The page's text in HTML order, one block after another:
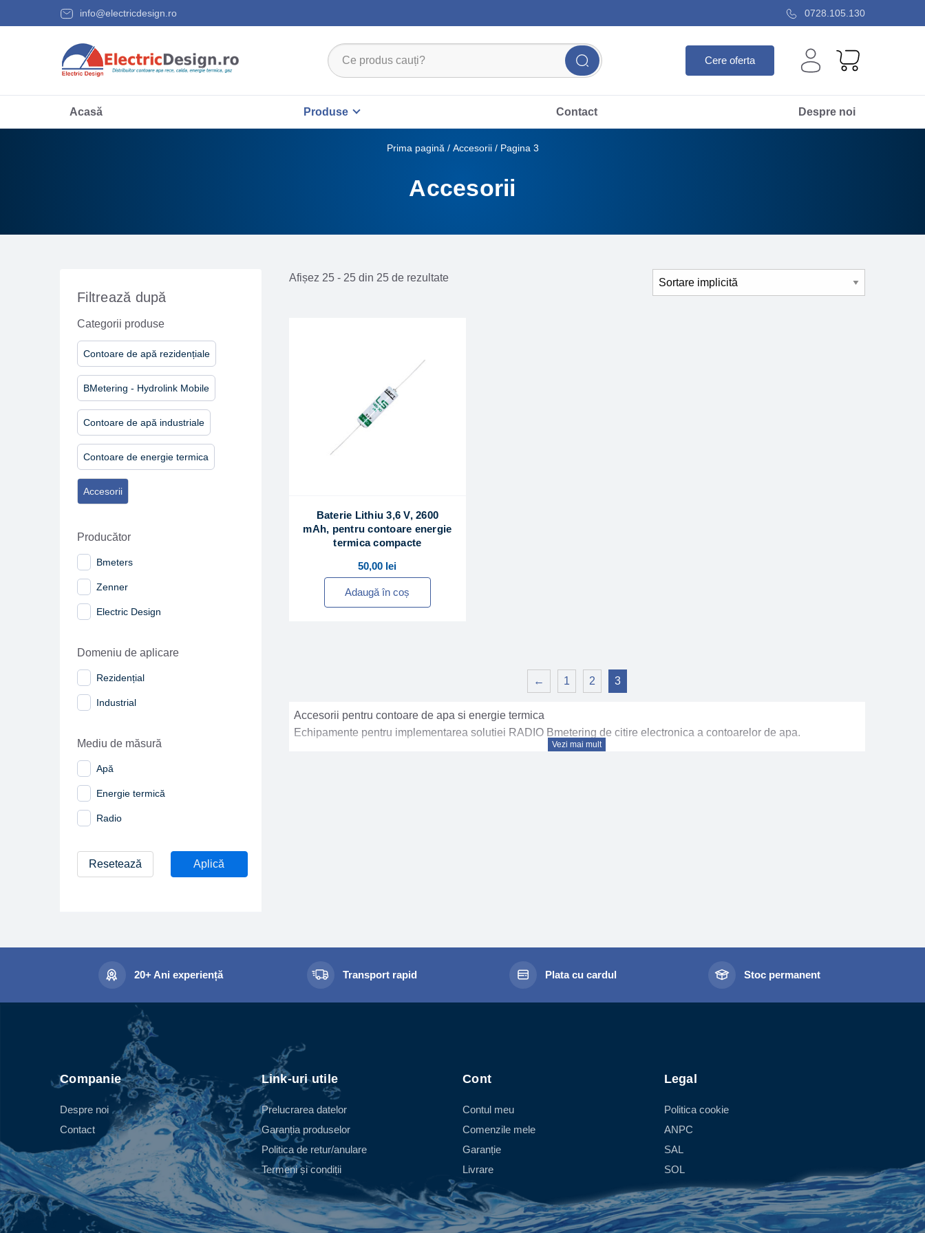
info@electricdesign.ro 0728.105.130
Cere oferta
Acasă Produse Contact Despre noi
Prima pagină / Accesorii/ Pagina 3
Accesorii
Filtrează după
Categorii produse
Contoare de apă rezidențiale
BMetering - Hydrolink Mobile
Contoare de apă industriale
Contoare de energie termica
Accesorii
Producător
Bmeters
Zenner
Electric Design
Domeniu de aplicare
Rezidențial
Industrial
Mediu de măsură
Apă
Energie termică
Radio
Aplică
Resetează
Afișez 25 - 25 din 25 de rezultate
Baterie Lithiu 3,6 V, 2600
mAh, pentru contoare energie
termica compacte
50,00 lei
Adaugă în coș
← 1 2 3
Accesorii pentru contoare de apa si energie termica
Echipamente pentru implementarea solutiei RADIO Bmetering de citire electronica a contoarelor de apa.
Vezi mai mult
20+ Ani experiență Transport rapid Plata cu cardul Stoc permanent
Companie
Despre noi
Contact
Link-uri utile
Prelucrarea datelor
Garanția produselor
Politica de retur/anulare
Termeni și condiții
Cont
Contul meu
Comenzile mele
Garanție
Livrare
Legal
Politica cookie
ANPC
SAL
SOL